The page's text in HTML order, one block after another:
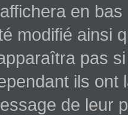
en
modifié ainsi
pas
ils ont
de leur